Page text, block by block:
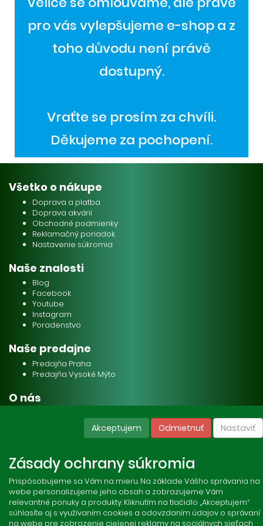
pro vás vylepšujeme e-shop a z
toho důvodu není právě
dostupný.
Vraťte se prosím za chvíli.
Děkujeme za pochopení.
Všetko o nákupe
Doprava a platba
Doprava akvárií
Obchodné podmienky
Reklamačný poriadok
Nastavenie súkromia
Naše znalosti
Blog
Facebook
Youtube
Instagram
Poradenstvo
Naše predajne
Predajňa Praha
Predajňa Vysoké Mýto
O nás
Servis
Predaj akváriových rýb
Predaj akváriových rastlín
Copyright © Stöckl spol. s r. o. 2020, powered byABRA E-shop
Akceptujem Odmietnuť Nastaviť
Zásady ochrany súkromia
Prispôsobujeme sa Vám na mieru. Na základe Vášho správania na
webe personalizujeme jeho obsah a zobrazujeme Vám
relevantné ponuky a produkty. Kliknutím na tlačidlo „Akceptujem“
súhlasíte aj s využívaním cookies a odovzdaním údajov o správaní
na webe pre zobrazenie cielenej reklamy na sociálnych sieťach